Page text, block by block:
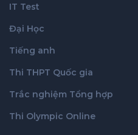
IT Test
Đại Học
Tiếng anh
Thi THPT Quốc gia
Trắc nghiệm Tổng hợp
Thi Olympic Online